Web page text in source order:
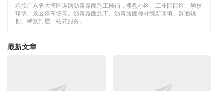
承接广东省大湾区道路沥青路面施工摊铺，楼盘小区、工业园园区、学校
球场、景区停车场等。沥青路面施工、沥青路面修补翻新回填、路面铣
刨、稀浆封层一站式服务。
最新文章